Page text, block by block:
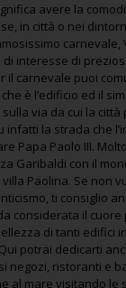
avere la
in città o nei
carnevale,
interesse di
il carnevale puoi
è l’edificio ed il
via da cui la città
infatti la strada che
Papa Paolo III.
Garibaldi con il
Paolina. Se non
ti consiglio
considerata il cuore
di tanti edifici
potrai dedicarti
negozi, ristoranti e
al mare visitando le